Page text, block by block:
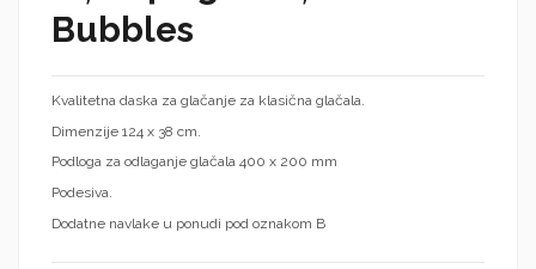
Bubbles
Kvalitetna daska za glačanje za klasična glačala.
Dimenzije 124 x 38 cm.
Podloga za odlaganje glačala 400 x 200 mm
Podesiva.
Dodatne navlake u ponudi pod oznakom B